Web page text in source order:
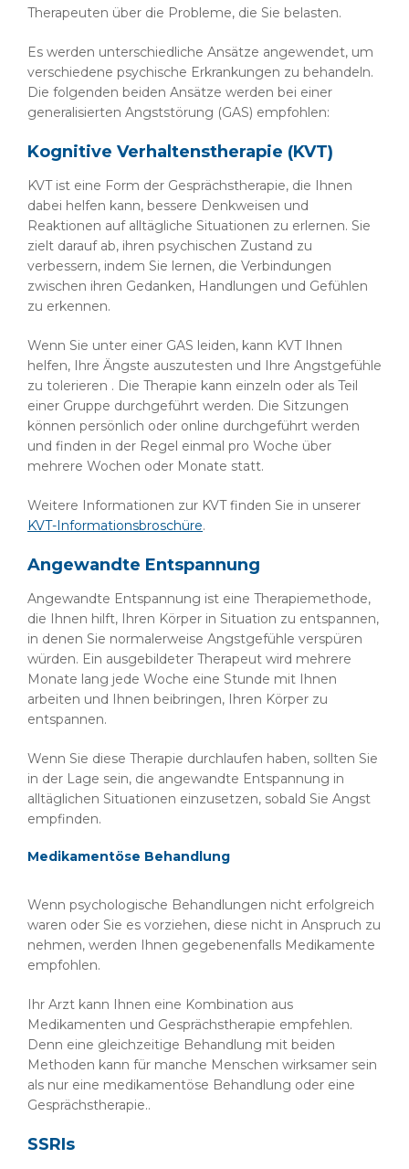
Therapeuten über die Probleme, die Sie belasten.
Es werden unterschiedliche Ansätze angewendet, um
verschiedene psychische Erkrankungen zu behandeln.
Die folgenden beiden Ansätze werden bei einer
generalisierten Angststörung (GAS) empfohlen:
Kognitive Verhaltenstherapie (KVT)
KVT ist eine Form der Gesprächstherapie, die Ihnen
dabei helfen kann, bessere Denkweisen und
Reaktionen auf alltägliche Situationen zu erlernen. Sie
zielt darauf ab, ihren psychischen Zustand zu
verbessern, indem Sie lernen, die Verbindungen
zwischen ihren Gedanken, Handlungen und Gefühlen
zu erkennen.
Wenn Sie unter einer GAS leiden, kann KVT Ihnen
helfen, Ihre Ängste auszutesten und Ihre Angstgefühle
zu tolerieren . Die Therapie kann einzeln oder als Teil
einer Gruppe durchgeführt werden. Die Sitzungen
können persönlich oder online durchgeführt werden
und finden in der Regel einmal pro Woche über
mehrere Wochen oder Monate statt.
Weitere Informationen zur KVT finden Sie in unserer
KVT-Informationsbroschüre.
Angewandte Entspannung
Angewandte Entspannung ist eine Therapiemethode,
die Ihnen hilft, Ihren Körper in Situation zu entspannen,
in denen Sie normalerweise Angstgefühle verspüren
würden. Ein ausgebildeter Therapeut wird mehrere
Monate lang jede Woche eine Stunde mit Ihnen
arbeiten und Ihnen beibringen, Ihren Körper zu
entspannen.
Wenn Sie diese Therapie durchlaufen haben, sollten Sie
in der Lage sein, die angewandte Entspannung in
alltäglichen Situationen einzusetzen, sobald Sie Angst
empfinden.
Medikamentöse Behandlung
Wenn psychologische Behandlungen nicht erfolgreich
waren oder Sie es vorziehen, diese nicht in Anspruch zu
nehmen, werden Ihnen gegebenenfalls Medikamente
empfohlen.
Ihr Arzt kann Ihnen eine Kombination aus
Medikamenten und Gesprächstherapie empfehlen.
Denn eine gleichzeitige Behandlung mit beiden
Methoden kann für manche Menschen wirksamer sein
als nur eine medikamentöse Behandlung oder eine
Gesprächstherapie..
SSRIs